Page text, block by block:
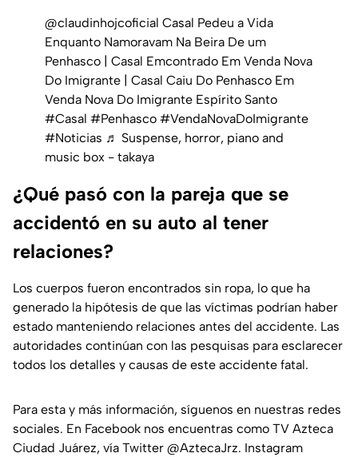
@claudinhojcoficial Casal Pedeu a Vida
Enquanto Namoravam Na Beira De um
Penhasco | Casal Emcontrado Em Venda Nova
Do Imigrante | Casal Caiu Do Penhasco Em
Venda Nova Do Imigrante Espírito Santo
#Casal #Penhasco #VendaNovaDoImigrante
#Noticias ♬ Suspense, horror, piano and
music box - takaya
¿Qué pasó con la pareja que se
accidentó en su auto al tener
relaciones?
Los cuerpos fueron encontrados sin ropa, lo que ha
generado la hipótesis de que las víctimas podrían haber
estado manteniendo relaciones antes del accidente. Las
autoridades continúan con las pesquisas para esclarecer
todos los detalles y causas de este accidente fatal.
Para esta y más información, síguenos en nuestras redes
sociales. En Facebook nos encuentras como TV Azteca
Ciudad Juárez, vía Twitter @AztecaJrz. Instagram